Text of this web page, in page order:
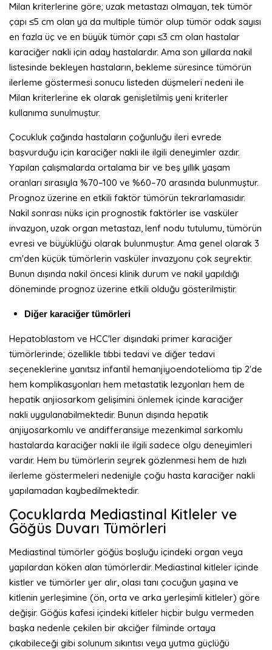
Milan kriterlerine göre; uzak metastazı olmayan, tek tümör
çapı ≤5 cm olan ya da multiple tümör olup tümör odak sayısı
en fazla üç ve en büyük tümör çapı ≤3 cm olan hastalar
karaciğer nakli için aday hastalardır. Ama son yıllarda nakil
listesinde bekleyen hastaların, bekleme süresince tümörün
ilerleme göstermesi sonucu listeden düşmeleri nedeni ile
Milan kriterlerine ek olarak genişletilmiş yeni kriterler
kullanıma sunulmuştur.
Çocukluk çağında hastaların çoğunluğu ileri evrede
başvurduğu için karaciğer nakli ile ilgili deneyimler azdır.
Yapılan çalışmalarda ortalama bir ve beş yıllık yaşam
oranları sırasıyla %70–100 ve %60–70 arasında bulunmuştur.
Prognoz üzerine en etkili faktör tümörün tekrarlamasıdır.
Nakil sonrası nüks için prognostik faktörler ise vasküler
invazyon, uzak organ metastazı, lenf nodu tutulumu, tümörün
evresi ve büyüklüğü olarak bulunmuştur. Ama genel olarak 3
cm'den küçük tümörlerin vasküler invazyonu çok seyrektir.
Bunun dışında nakil öncesi klinik durum ve nakil yapıldığı
döneminde prognoz üzerine etkili olduğu gösterilmiştir.
Diğer karaciğer tümörleri
Hepatoblastom ve HCC'ler dışındaki primer karaciğer
tümörlerinde; özellikle tıbbi tedavi ve diğer tedavi
seçeneklerine yanıtsız infantil hemanjiyoendotelioma tip 2'de
hem komplikasyonları hem metastatik lezyonları hem de
hepatik anjiosarkom gelişimini önlemek içinde karaciğer
nakli uygulanabilmektedir. Bunun dışında hepatik
anjiyosarkomlu ve andifferansiye mezenkimal sarkomlu
hastalarda karaciğer nakli ile ilgili sadece olgu deneyimleri
vardır. Hem bu tümörlerin seyrek gözlenmesi hem de hızlı
ilerleme göstermeleri nedeniyle çoğu hasta karaciğer nakli
yapılamadan kaybedilmektedir.
Çocuklarda Mediastinal Kitleler ve
Göğüs Duvarı Tümörleri
Mediastinal tümörler göğüs boşluğu içindeki organ veya
yapılardan köken alan tümörlerdir. Mediastinal kitleler içinde
kistler ve tümörler yer alır, olası tanı çocuğun yaşına ve
kitlenin yerleşimine (ön, orta ve arka yerleşimli kitleler) göre
değişir. Göğüs kafesi içindeki kitleler hiçbir bulgu vermeden
başka nedenle çekilen bir akciğer filminde ortaya
çıkabileceği gibi solunum sıkıntısı veya yutma güçlüğü